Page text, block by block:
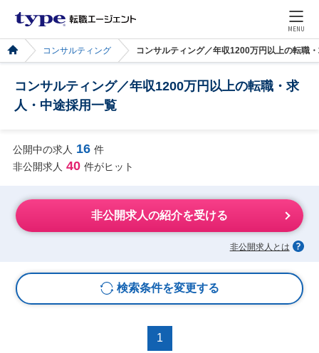
MENU
コンサルティング コンサルティング／年収1200万円以上の転職
コンサルティング／年収1200万円以上の転職・求
人・中途採用一覧
公開中の求人 16 件
非公開求人 40 件がヒット
非公開求人の紹介を受ける
非公開求人とは
検索条件を変更する
1